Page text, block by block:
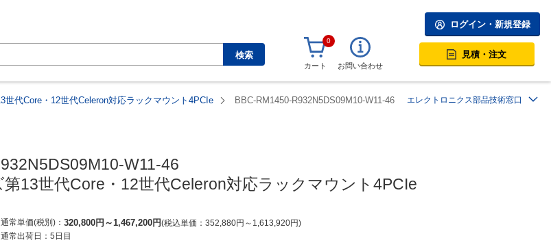
検索
ログイン・新規登録
0
カート お問い合わせ
見積・注文
世代Core・12世代Celeron対応ラックマウント4PCIe BBC-RM1450-R932N5DS09M10-W11-46 エレクトロニクス部品技術窓口
W11-46
13世代Core・12世代Celeron対応ラックマウント4PCIe
通常単価(税別) 320,800円 ～1,467,200円 税込単価 352,880円 ～ 1,613,920円
通常出荷日： 5日目